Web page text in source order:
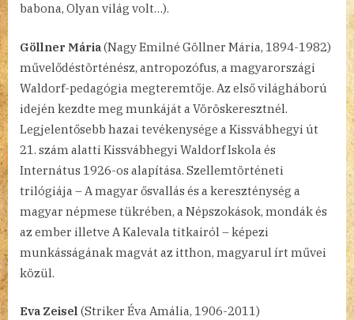
babona, Olyan világ volt…).
Göllner Mária (Nagy Emilné Göllner Mária, 1894-1982)
művelődéstörténész, antropozófus, a magyarországi
Waldorf-pedagógia megteremtője. Az első világháború
idején kezdte meg munkáját a Vöröskeresztnél.
Legjelentősebb hazai tevékenysége a Kissvábhegyi út
21. szám alatti Kissvábhegyi Waldorf Iskola és
Internátus 1926-os alapítása. Szellemtörténeti
trilógiája – A magyar ősvallás és a kereszténység a
magyar népmese tükrében, a Népszokások, mondák és
az ember illetve A Kalevala titkairól – képezi
munkásságának magvát az itthon, magyarul írt művei
közül.
Eva Zeisel (Striker Éva Amália, 1906-2011)